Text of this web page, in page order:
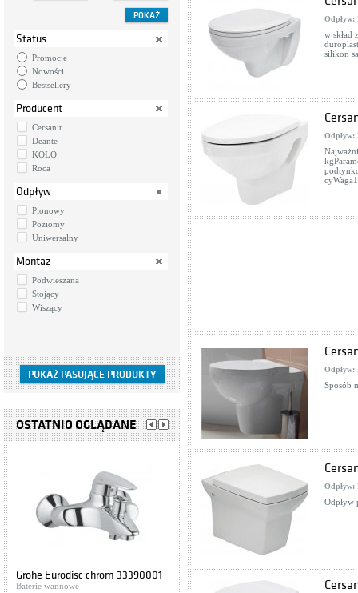
Status
Promocje
Nowości
Bestsellery
Producent
Cersanit
Deante
KOŁO
Roca
Odpływ
Pionowy
Poziomy
Uniwersalny
Montaż
Podwieszana
Stojący
Wiszący
OSTATNIO OGLĄDANE
Grohe Eurodisc chrom 33390001
Baterie wannowe Szafki podumywalkowe
Odpływ:
w skład
silikon
Odpływ:
Odpływ:
Sposób
Odpływ:
Odpływ